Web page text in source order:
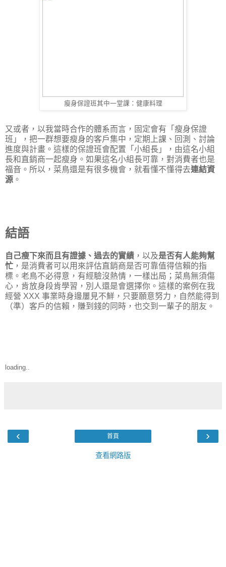
瘦身保證班其中一堂課：健康料理
又或者，以我當時合作的體系而言，固定會有「瘦身保證
班」，把一群想要瘦身的客戶集中，定期上課、回測、討論
進度與計畫。這樣的保證班會配置「小組長」，由這名小組
長和直銷商一起瘦身。如果這名小組長可靠，對消費者也是
福音。所以，菜鳥還是有很多機會，就看懂不懂得去連結資
源 。
結語
自己瘦下來而且有證據、 過去的實績 ，以及是否有人能夠幫
忙 ，是消費者可以用來評估直銷商是否可靠值得信賴的指
標。老鳥不必得意，有經驗沒熱情，一樣出局；菜鳥無須傷
心，肯放身段肯學習，別人還是會選擇你。這樣的案例在我
經營 XXX 事業時身邊屢見不鮮，只要願意努力，自然能得到
（準）客戶的信賴，賺到錢的同時，也交到一輩子的朋友。
loading..
‹ ›
首頁
查看網路版